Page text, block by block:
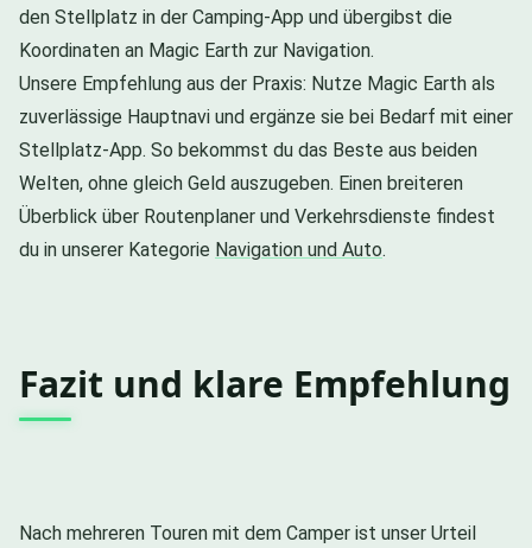
den Stellplatz in der Camping-App und übergibst die
Koordinaten an Magic Earth zur Navigation.
Unsere Empfehlung aus der Praxis: Nutze Magic Earth als
zuverlässige Hauptnavi und ergänze sie bei Bedarf mit einer
Stellplatz-App. So bekommst du das Beste aus beiden
Welten, ohne gleich Geld auszugeben. Einen breiteren
Überblick über Routenplaner und Verkehrsdienste findest
du in unserer Kategorie Navigation und Auto.
Fazit und klare Empfehlung
Nach mehreren Touren mit dem Camper ist unser Urteil